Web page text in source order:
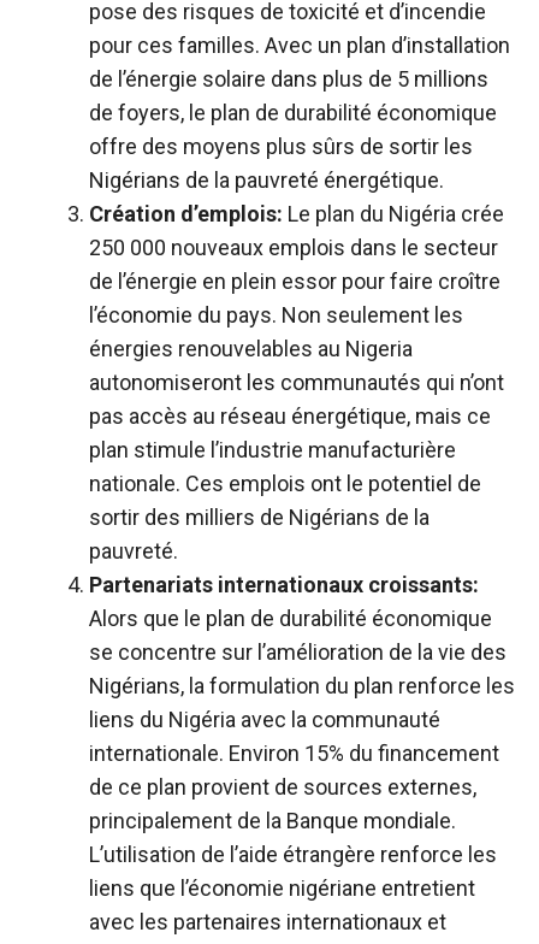
pose des risques de toxicité et d’incendie
pour ces familles. Avec un plan d’installation
de l’énergie solaire dans plus de 5 millions
de foyers, le plan de durabilité économique
offre des moyens plus sûrs de sortir les
Nigérians de la pauvreté énergétique.
Création d’emplois: Le plan du Nigéria crée
250 000 nouveaux emplois dans le secteur
de l’énergie en plein essor pour faire croître
l’économie du pays. Non seulement les
énergies renouvelables au Nigeria
autonomiseront les communautés qui n’ont
pas accès au réseau énergétique, mais ce
plan stimule l’industrie manufacturière
nationale. Ces emplois ont le potentiel de
sortir des milliers de Nigérians de la
pauvreté.
Partenariats internationaux croissants:
Alors que le plan de durabilité économique
se concentre sur l’amélioration de la vie des
Nigérians, la formulation du plan renforce les
liens du Nigéria avec la communauté
internationale. Environ 15% du financement
de ce plan provient de sources externes,
principalement de la Banque mondiale.
L’utilisation de l’aide étrangère renforce les
liens que l’économie nigériane entretient
avec les partenaires internationaux et